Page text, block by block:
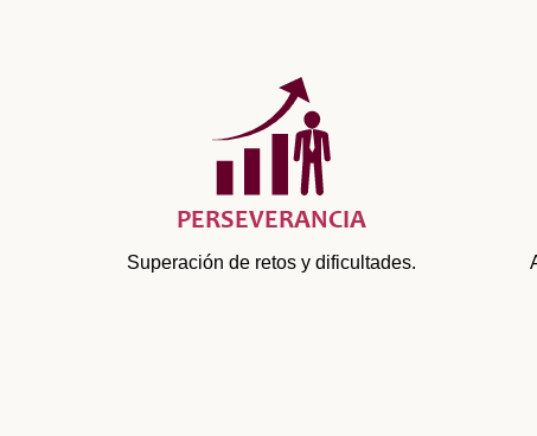
PERSEVERANCIA
Superación de retos y dificultades.